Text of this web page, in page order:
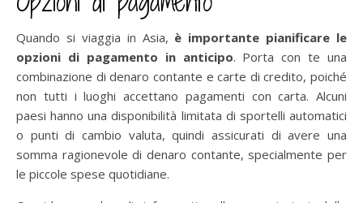
Quando si viaggia in Asia, è importante pianificare le
opzioni di pagamento in anticipo. Porta con te una
combinazione di denaro contante e carte di credito, poiché
non tutti i luoghi accettano pagamenti con carta. Alcuni
paesi hanno una disponibilità limitata di sportelli automatici
o punti di cambio valuta, quindi assicurati di avere una
somma ragionevole di denaro contante, specialmente per
le piccole spese quotidiane.